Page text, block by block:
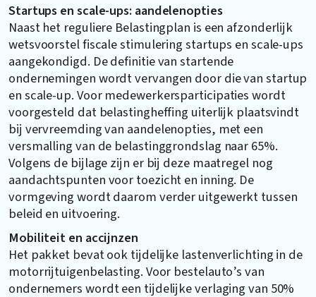
Startups en scale-ups: aandelenopties
Naast het reguliere Belastingplan is een afzonderlijk
wetsvoorstel fiscale stimulering startups en scale-ups
aangekondigd. De definitie van startende
ondernemingen wordt vervangen door die van startup
en scale-up. Voor medewerkersparticipaties wordt
voorgesteld dat belastingheffing uiterlijk plaatsvindt
bij vervreemding van aandelenopties, met een
versmalling van de belastinggrondslag naar 65%.
Volgens de bijlage zijn er bij deze maatregel nog
aandachtspunten voor toezicht en inning. De
vormgeving wordt daarom verder uitgewerkt tussen
beleid en uitvoering.
Mobiliteit en accijnzen
Het pakket bevat ook tijdelijke lastenverlichting in de
motorrijtuigenbelasting. Voor bestelauto’s van
ondernemers wordt een tijdelijke verlaging van 50%